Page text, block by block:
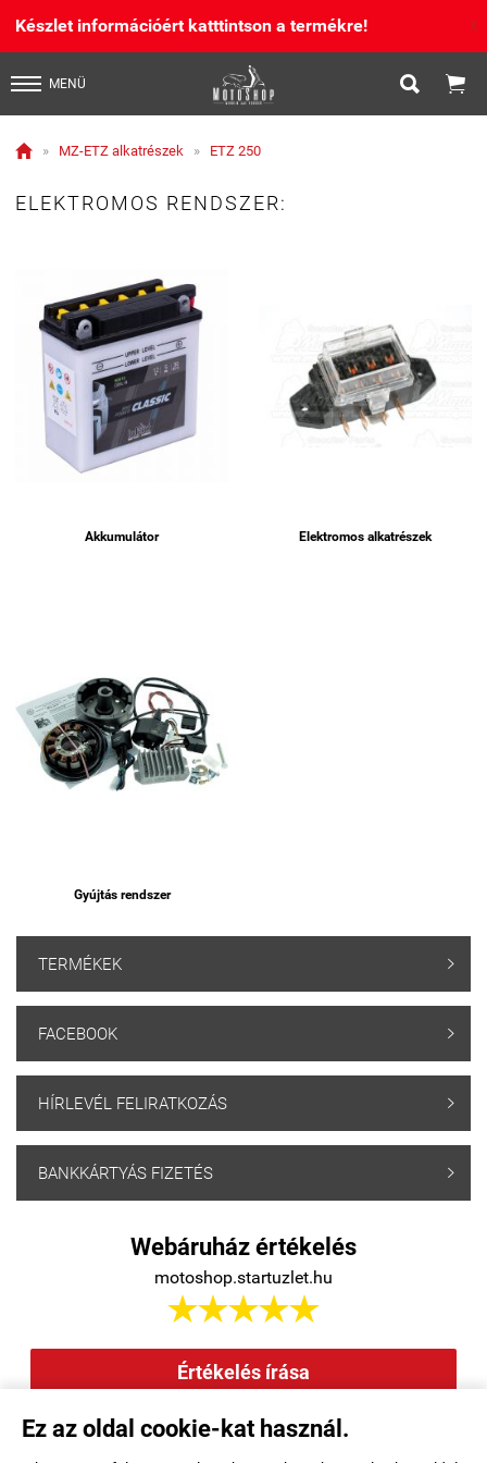
Ez az oldal cookie-kat használ.
Készlet információért katttintson a termékre! X
MENÜ  
 » MZ-ETZ alkatrészek » ETZ 250
ELEKTROMOS RENDSZER:
Akkumulátor Elektromos alkatrészek
Gyújtás rendszer
TERMÉKEK 
FACEBOOK 
HÍRLEVÉL FELIRATKOZÁS 
BANKKÁRTYÁS FIZETÉS 
Webáruház értékelés
motoshop.startuzlet.hu

Értékelés írása